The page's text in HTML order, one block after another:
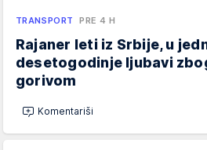
TRANSPORT PRE 4 H
Rajaner leti iz Srbije, u
desetogodinje ljubavi
gorivom
Komentariši